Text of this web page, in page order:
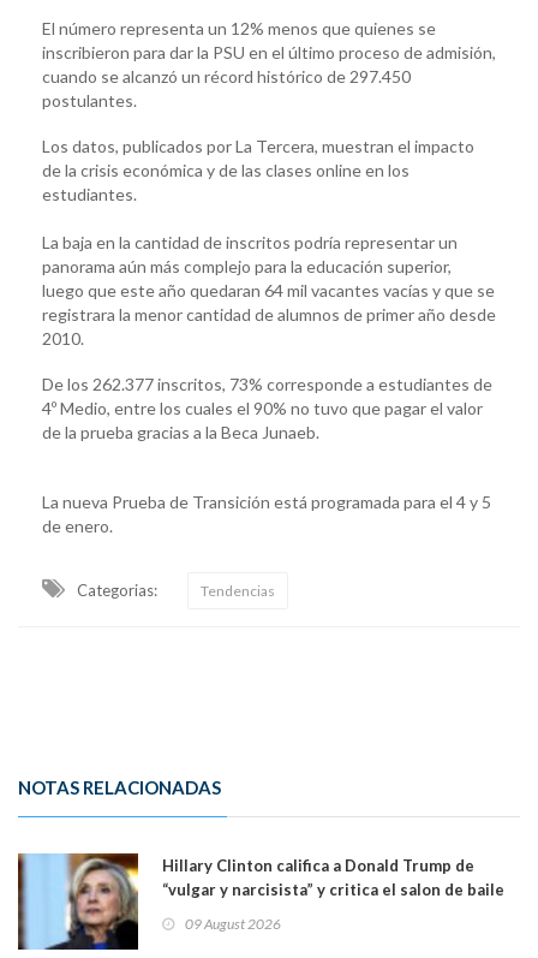
El número representa un 12% menos que quienes se
inscribieron para dar la PSU en el último proceso de admisión,
cuando se alcanzó un récord histórico de 297.450
postulantes.
Los datos, publicados por La Tercera, muestran el impacto
de la crisis económica y de las clases online en los
estudiantes.
La baja en la cantidad de inscritos podría representar un
panorama aún más complejo para la educación superior,
luego que este año quedaran 64 mil vacantes vacías y que se
registrara la menor cantidad de alumnos de primer año desde
2010.
De los 262.377 inscritos, 73% corresponde a estudiantes de
4º Medio, entre los cuales el 90% no tuvo que pagar el valor
de la prueba gracias a la Beca Junaeb.
La nueva Prueba de Transición está programada para el 4 y 5
de enero.
Categorias: Tendencias
NOTAS RELACIONADAS
Hillary Clinton califica a Donald Trump de
“vulgar y narcisista” y critica el salon de baile
casa. Y la está destruyendo”
09 August 2026